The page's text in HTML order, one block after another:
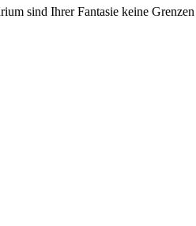
sind Ihrer Fantasie keine Grenzen